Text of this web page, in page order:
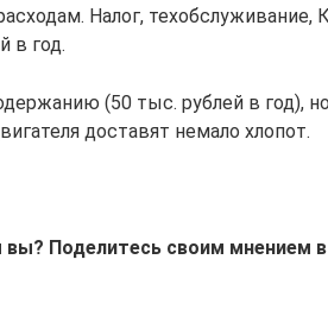
Налог, техобслуживание,
в год.
(50 тыс. рублей в год), но
доставят немало хлопот.
Поделитесь своим мнением в